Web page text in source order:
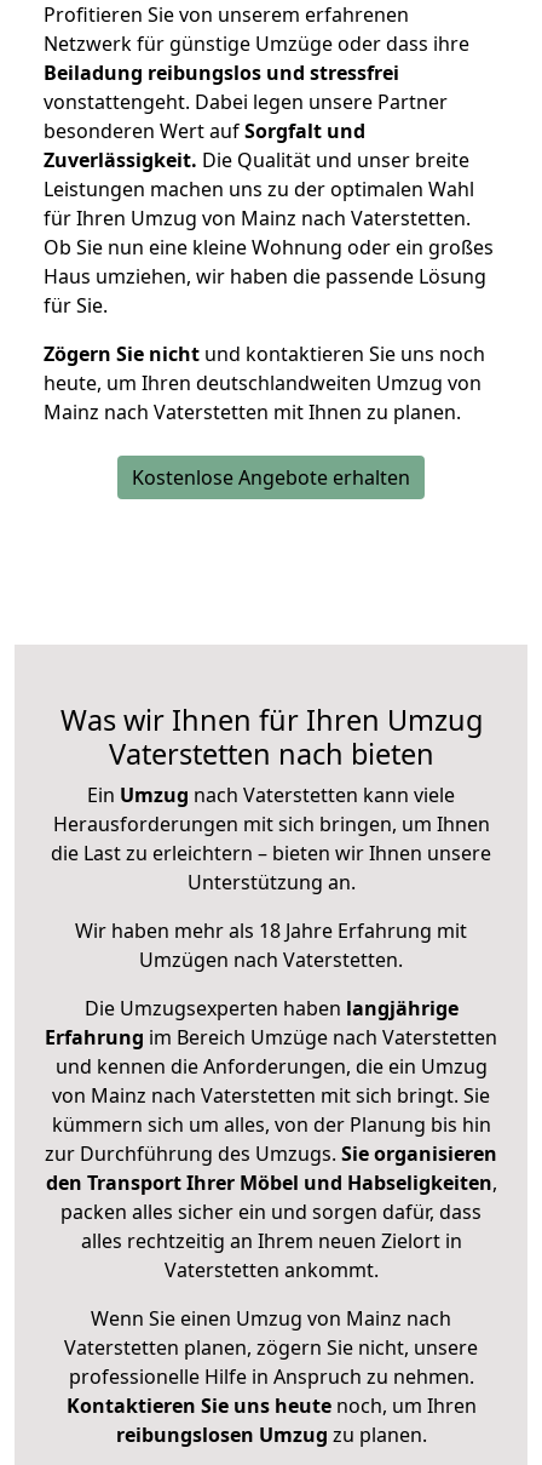
Profitieren Sie von unserem erfahrenen
Netzwerk für günstige Umzüge oder dass ihre
Beiladung reibungslos und stressfrei
vonstattengeht. Dabei legen unsere Partner
besonderen Wert aufSorgfalt und
Zuverlässigkeit. Die Qualität und unser breite
Leistungen machen uns zu der optimalen Wahl
für Ihren Umzug von Mainz nach Vaterstetten.
Ob Sie nun eine kleine Wohnung oder ein großes
Haus umziehen, wir haben die passende Lösung
für Sie.
Zögern Sie nicht und kontaktieren Sie uns noch
heute, um Ihren deutschlandweiten Umzug von
Mainz nach Vaterstetten mit Ihnen zu planen.
Kostenlose Angebote erhalten
Was wir Ihnen für Ihren Umzug
Vaterstetten nach bieten
Ein Umzug nach Vaterstetten kann viele
Herausforderungen mit sich bringen, um Ihnen
die Last zu erleichtern – bieten wir Ihnen unsere
Unterstützung an.
Wir haben mehr als 18 Jahre Erfahrung mit
Umzügen nach Vaterstetten.
Die Umzugsexperten haben langjährige
Erfahrung im Bereich Umzüge nach Vaterstetten
und kennen die Anforderungen, die ein Umzug
von Mainz nach Vaterstetten mit sich bringt. Sie
kümmern sich um alles, von der Planung bis hin
zur Durchführung des Umzugs. Sie organisieren
den Transport Ihrer Möbel und Habseligkeiten,
packen alles sicher ein und sorgen dafür, dass
alles rechtzeitig an Ihrem neuen Zielort in
Vaterstetten ankommt.
Wenn Sie einen Umzug von Mainz nach
Vaterstetten planen, zögern Sie nicht, unsere
professionelle Hilfe in Anspruch zu nehmen.
Kontaktieren Sie uns heutenoch, um Ihren
reibungslosen Umzug zu planen.